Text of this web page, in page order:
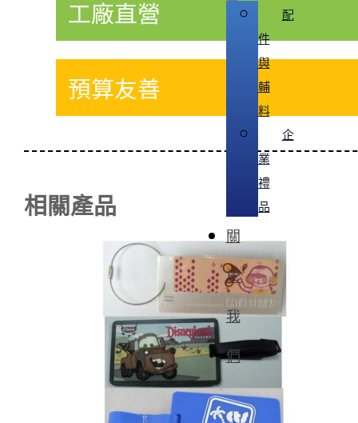
配
件
與
輔
料
企
業
禮
品
關
於
我
們
工廠直營
預算友善
相關產品